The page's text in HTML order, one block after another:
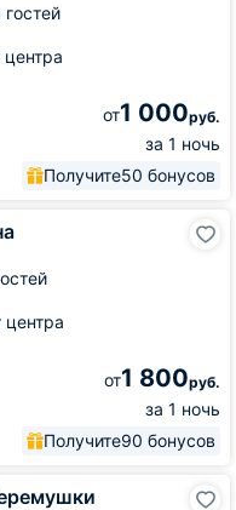
от1 000руб.
за 1 ночь
Получите50 бонусов
от1 800руб.
за 1 ночь
Получите90 бонусов